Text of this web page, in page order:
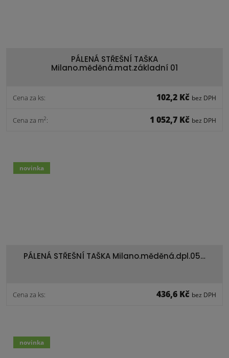
PÁLENÁ STŘEŠNÍ TAŠKA
Milano.měděná.mat.základní 01
Cena za ks: 102,2 Kč bez DPH
Cena za m2: 1 052,7 Kč bez DPH
PÁLENÁ STŘEŠNÍ TAŠKA Milano.měděná.dpl.05…
Cena za ks: 436,6 Kč bez DPH
novinka
novinka